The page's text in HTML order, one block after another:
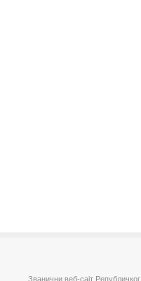
Званични веб-сајт